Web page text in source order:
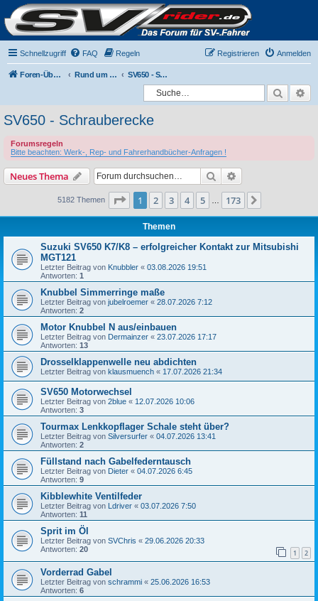
Schnellzugriff FAQ Regeln Anmelden
Registrieren
Foren-Übersicht Rund um die SV650 SV650 - Schrauberecke
Suche
SV650 - Schrauberecke
Forumsregeln
Bitte beachten: Werk-, Rep- und Fahrerhandbücher-Anfragen !
Neues Thema Suche
5182 Themen Seite 1von 173
1 2 3 4 5 173
Themen
Suzuki SV650 K7/K8 – erfolgreicher Kontakt zur Mitsubishi
MGT121
Letzter Beitrag von Knubbler « 03.08.2026 19:51
Antworten: 1
Knubbel Simmerringe maße
Letzter Beitrag von jubelroemer « 28.07.2026 7:12
Antworten: 2
Motor Knubbel N aus/einbauen
Letzter Beitrag von Dermainzer « 23.07.2026 17:17
Antworten: 13
Drosselklappenwelle neu abdichten
Letzter Beitrag von klausmuench « 17.07.2026 21:34
SV650 Motorwechsel
Letzter Beitrag von 2blue « 12.07.2026 10:06
Antworten: 3
Tourmax Lenkkopflager Schale steht über?
Letzter Beitrag von Silversurfer « 04.07.2026 13:41
Antworten: 2
Füllstand nach Gabelfederntausch
Letzter Beitrag von Dieter « 04.07.2026 6:45
Antworten: 9
Kibblewhite Ventilfeder
Letzter Beitrag von Ldriver « 03.07.2026 7:50
Antworten: 11
Sprit im Öl
Letzter Beitrag von SVChris « 29.06.2026 20:33
Antworten: 20 1 2
Vorderrad Gabel
Letzter Beitrag von schrammi « 25.06.2026 16:53
Antworten: 6